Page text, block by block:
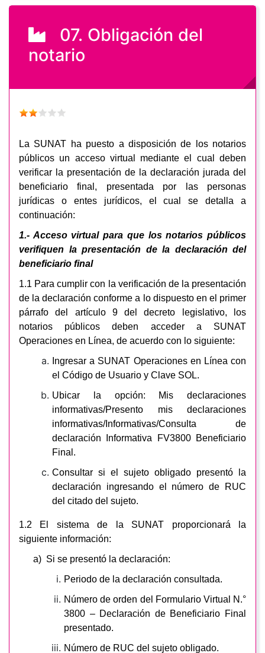
07. Obligación del
notario
La SUNAT ha puesto a disposición de los notarios
públicos un acceso virtual mediante el cual deben
verificar la presentación de la declaración jurada del
beneficiario final, presentada por las personas
jurídicas o entes jurídicos, el cual se detalla a
continuación:
1.- Acceso virtual para que los notarios públicos
verifiquen la presentación de la declaración del
beneficiario final
1.1 Para cumplir con la verificación de la presentación
de la declaración conforme a lo dispuesto en el primer
párrafo del artículo 9 del decreto legislativo, los
notarios públicos deben acceder a SUNAT
Operaciones en Línea, de acuerdo con lo siguiente:
Ingresar a SUNAT Operaciones en Línea con
el Código de Usuario y Clave SOL.
Ubicar la opción: Mis declaraciones
informativas/Presento mis declaraciones
informativas/Informativas/Consulta de
declaración Informativa FV3800 Beneficiario
Final.
Consultar si el sujeto obligado presentó la
declaración ingresando el número de RUC
del citado del sujeto.
1.2 El sistema de la SUNAT proporcionará la
siguiente información:
a) Si se presentó la declaración:
Periodo de la declaración consultada.
Número de orden del Formulario Virtual N.°
3800 – Declaración de Beneficiario Final
presentado.
Número de RUC del sujeto obligado.